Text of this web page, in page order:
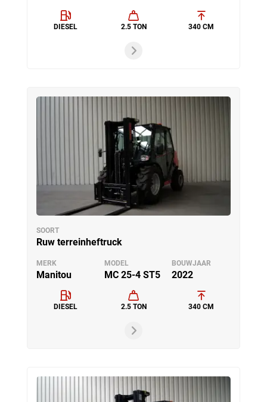
DIESEL 2.5 TON 340 CM
SOORT
Ruw terreinheftruck
MERK
Manitou
MODEL
MC 25-4 ST5
BOUWJAAR
2022
DIESEL 2.5 TON 340 CM